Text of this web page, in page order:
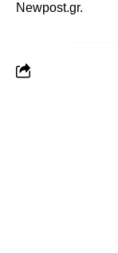
Newpost.gr.